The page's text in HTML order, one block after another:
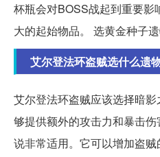
杯瓶会对BOSS战起到重要影
大的起始物品。 选黄金种子
艾尔登法环盗贼选什么遗
艾尔登法环盗贼应该选择暗
够提供额外的攻击力和暴击
说非常适用。它可以增加盗贼